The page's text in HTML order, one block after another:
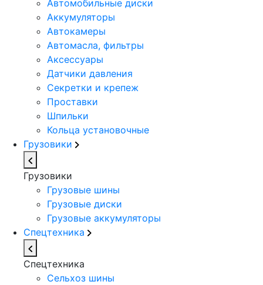
Автомобильные диски
Аккумуляторы
Автокамеры
Автомасла, фильтры
Аксессуары
Датчики давления
Секретки и крепеж
Проставки
Шпильки
Кольца установочные
Грузовики
Грузовики
Грузовые шины
Грузовые диски
Грузовые аккумуляторы
Спецтехника
Спецтехника
Сельхоз шины